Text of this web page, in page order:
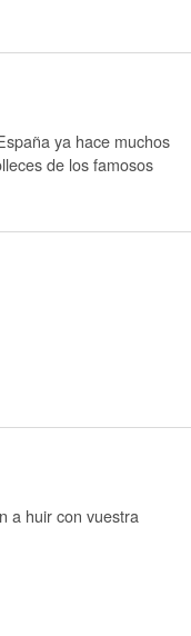
ya hace muchos
de los famosos
a huir con vuestra